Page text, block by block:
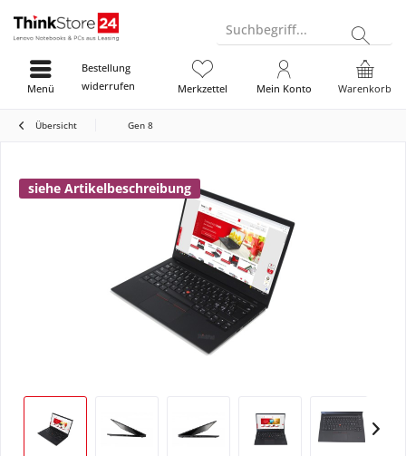
Suchbegriff...
Bestellung
widerrufen
Warenkorb
Merkzettel Mein Konto
Menü
Übersicht Gen 8
siehe Artikelbeschreibung